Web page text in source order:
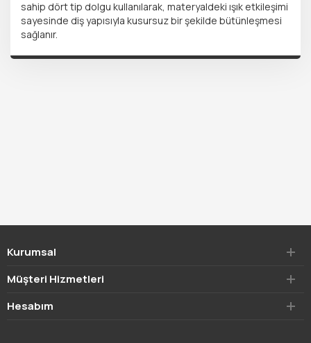
sahip dört tip dolgu kullanılarak, materyaldeki ışık etkileşimi
sayesinde diş yapısıyla kusursuz bir şekilde bütünleşmesi
sağlanır.
Kurumsal
Müşteri Hizmetleri
Hesabım